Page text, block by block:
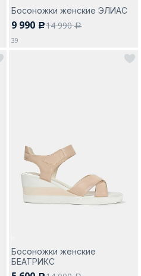
Босоножки женские ЭЛИАС
9 990 c14 990a
39
Босоножки женские
БЕАТРИКС